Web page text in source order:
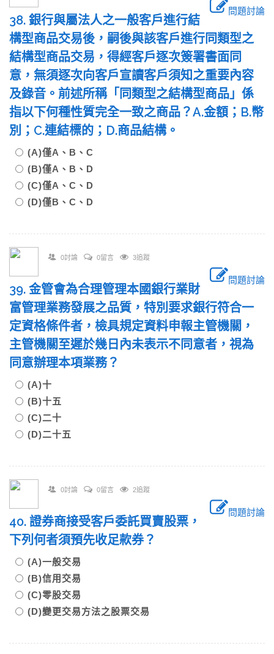
問題討論
38. 銀行與屬法人之一般客戶進行結
構型商品交易後，嗣後與該客戶進行同類型之
結構型商品交易，得經客戶逐次簽署書面同
意，無須逐次向客戶宣讀客戶須知之重要內容
及錄音。前述所稱「同類型之結構型商品」係
指以下何種性質完全一致之商品？A.金額；B.幣
別；C.連結標的；D.商品結構。
(A)僅A、B、C
(B)僅A、B、D
(C)僅A、C、D
(D)僅B、C、D
0討論 0留言 3追蹤
問題討論
39. 金管會為合理管理本國銀行業財
富管理業務發展之品質，特別要求銀行符合一
定資格條件者，檢具規定資料申報主管機關，
主管機關至遲於幾日內未表示不同意者，視為
同意辦理本項業務？
(A)十
(B)十五
(C)二十
(D)二十五
0討論 0留言 2追蹤
問題討論
40. 證券商接受客戶委託買賣股票，
下列何者須預先收足款券？
(A)一般交易
(B)信用交易
(C)零股交易
(D)變更交易方法之股票交易